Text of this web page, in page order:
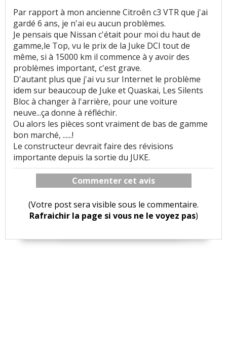
Par rapport à mon ancienne Citroên c3 VTR que j'ai
gardé 6 ans, je n'ai eu aucun problèmes.
Je pensais que Nissan c'était pour moi du haut de
gamme,le Top, vu le prix de la Juke DCI tout de
même, si à 15000 km il commence à y avoir des
problèmes important, c'est grave.
D'autant plus que j'ai vu sur Internet le problème
idem sur beaucoup de Juke et Quaskai, Les Silents
Bloc à changer à l'arrière, pour une voiture
neuve...ça donne à réfléchir.
Ou alors les pièces sont vraiment de bas de gamme
bon marché, ......!
Le constructeur devrait faire des révisions
importante depuis la sortie du JUKE.
Commenter cet avis
(Votre post sera visible sous le commentaire.
Rafraichir la page si vous ne le voyez pas)